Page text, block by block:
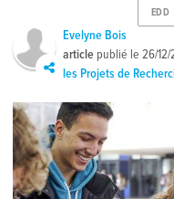
EDD
Evelyne Bois
article publié le26/
les Projets de